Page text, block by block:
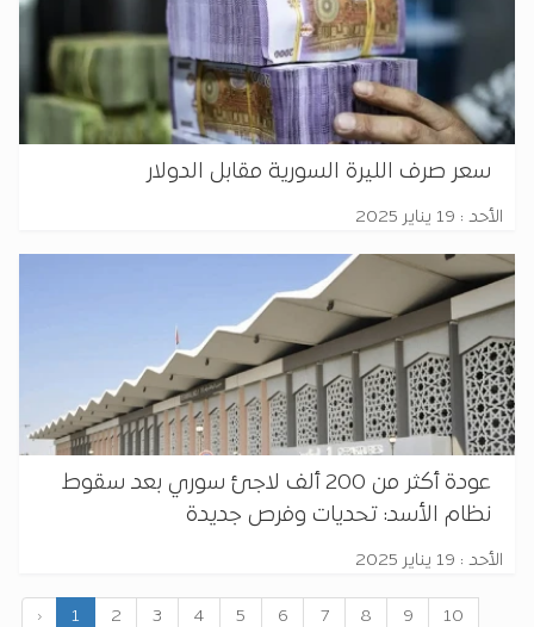
سعر صرف الليرة السورية مقابل الدولار
الأحد : 19 يناير 2025
عودة أكثر من 200 ألف لاجئ سوري بعد سقوط
نظام الأسد: تحديات وفرص جديدة
الأحد : 19 يناير 2025
‹ 1 2 3 4 5 6 7 8 9 10